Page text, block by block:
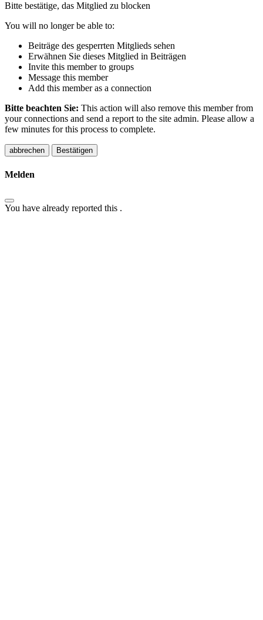
Bitte bestätige, das Mitglied zu blocken
You will no longer be able to:
Beiträge des gesperrten Mitglieds sehen
Erwähnen Sie dieses Mitglied in Beiträgen
Invite this member to groups
Message this member
Add this member as a connection
Bitte beachten Sie: This action will also remove this member from
your connections and send a report to the site admin. Please allow a
few minutes for this process to complete.
Bestätigen
Melden
You have already reported this .